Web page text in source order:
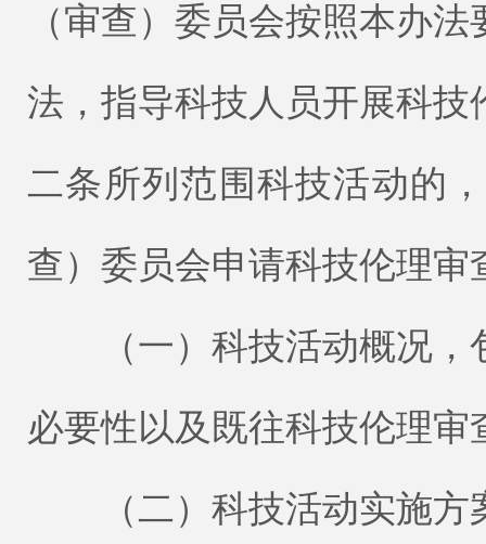
（审查）委员会按照本办
法，指导科技人员开展科
二条所列范围科技活动的
查）委员会申请科技伦理
（一）科技活动概况，
必要性以及既往科技伦理审
（二）科技活动实施方